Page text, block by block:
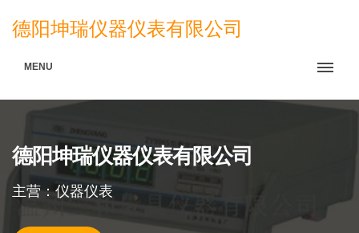
德阳坤瑞仪器仪表有限公司
MENU
德阳坤瑞仪器仪表有限公司
主营：仪器仪表